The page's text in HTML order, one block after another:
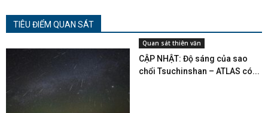
TIÊU ĐIỂM QUAN SÁT
Quan sát thiên văn
CẬP NHẬT: Độ sáng của sao
chổi Tsuchinshan – ATLAS có...